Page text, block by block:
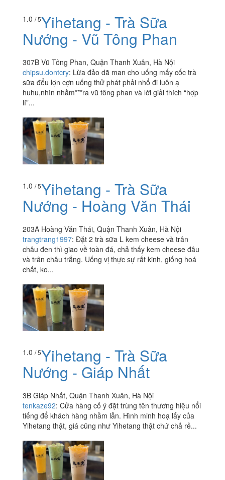
1.0 / 5Yihetang - Trà Sữa
Nướng - Vũ Tông Phan
307B Vũ Tông Phan, Quận Thanh Xuân, Hà Nội
chipsu.dontcry: Lừa đảo dã man cho uống mấy cốc trà
sữa đểu lợn cợn uống thử phát phải nhổ đi luôn ạ
huhu,nhìn nhầm***ra vũ tông phan và lời giải thích “hợp
lí”...
1.0 / 5Yihetang - Trà Sữa
Nướng - Hoàng Văn Thái
203A Hoàng Văn Thái, Quận Thanh Xuân, Hà Nội
trangtrang1997: Đặt 2 trà sữa L kem cheese và trân
châu đen thì giao về toàn đá, chả thấy kem cheese đâu
và trân châu trắng. Uống vị thực sự rất kinh, giống hoá
chất, ko...
1.0 / 5Yihetang - Trà Sữa
Nướng - Giáp Nhất
3B Giáp Nhất, Quận Thanh Xuân, Hà Nội
tenkaze92: Cửa hàng cố ý đặt trùng tên thương hiệu nổi
tiếng để khách hàng nhầm lẫn. Hình minh hoạ lấy của
Yihetang thật, giá cũng như Yihetang thật chứ chả rẻ...